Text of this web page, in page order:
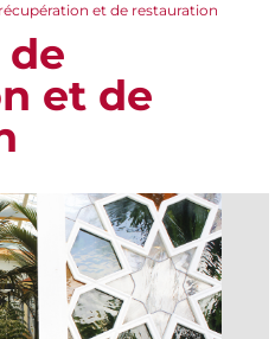
et de restauration
de
et de